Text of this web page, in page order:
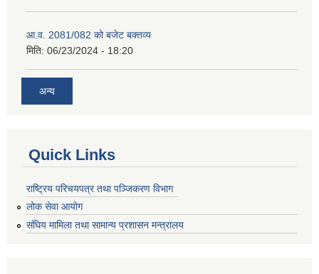
आ.व. 2081/082 को बजेट बक्तव्य
मिति: 06/23/2024 - 18:20
अन्य
Quick Links
राष्ट्रिय परिचयपत्र तथा पञ्जिकरण विभाग
लोक सेवा आयोग
संघिय मामिला तथा सामान्य प्रशासन मन्त्रालय